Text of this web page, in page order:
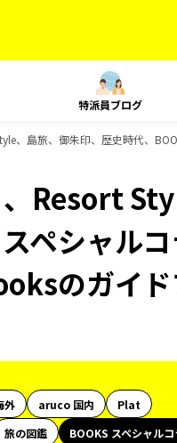
特派員ブログ
、島旅、御朱印、歴史時代、
Resort
ペシャル
のガイ
外 aruco 国内
Plat
旅の図鑑
BOOKS スペシャル